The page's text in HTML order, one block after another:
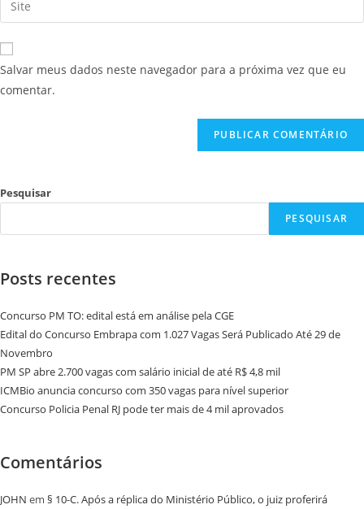
Salvar meus dados neste navegador para a próxima vez que eu
comentar.
Pesquisar
PESQUISAR
Posts recentes
Concurso PM TO: edital está em análise pela CGE
Edital do Concurso Embrapa com 1.027 Vagas Será Publicado Até 29 de
Novembro
PM SP abre 2.700 vagas com salário inicial de até R$ 4,8 mil
ICMBio anuncia concurso com 350 vagas para nível superior
Concurso Policia Penal RJ pode ter mais de 4 mil aprovados
Comentários
JOHN em § 10-C. Após a réplica do Ministério Público, o juiz proferirá